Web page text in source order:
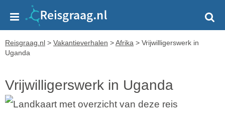
Reisgraag.nl > Vakantieverhalen >Afrika > Vrijwilligerswerk in
Uganda
Vrijwilligerswerk in Uganda